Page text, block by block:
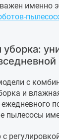
именно
с
и
пылесосы